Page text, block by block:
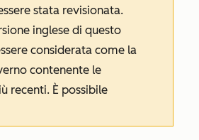
stata revisionata.
inglese di questo
considerata come la
contenente le
recenti. È possibile